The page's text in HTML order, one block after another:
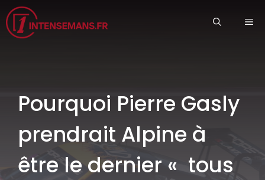
Aller
au
contenu
Pourquoi Pierre Gasly
prendrait Alpine à
être le dernier « tous